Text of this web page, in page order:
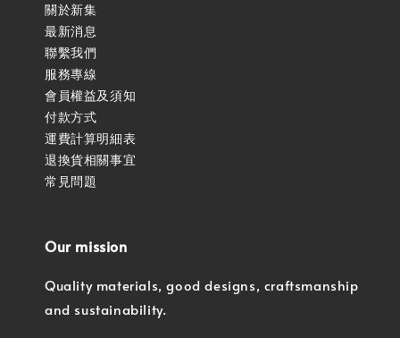
關於新集
最新消息
聯繫我們
服務專線
會員權益及須知
付款方式
運費計算明細表
退換貨相關事宜
常見問題
Our mission
Quality materials, good designs, craftsmanship
and sustainability.